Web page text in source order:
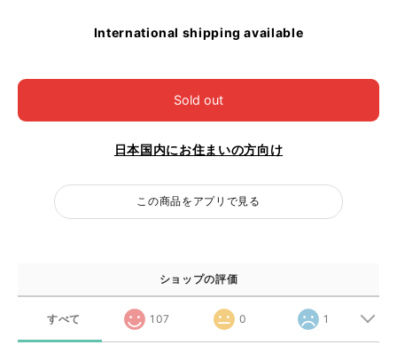
International shipping available
Sold out
日本国内にお住まいの方向け
この商品をアプリで見る
ショップの評価
すべて 107 0 1